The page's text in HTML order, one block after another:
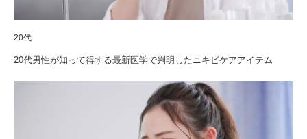
20代
20代男性が知って得する最新医学で判明したニキビケアアイテム